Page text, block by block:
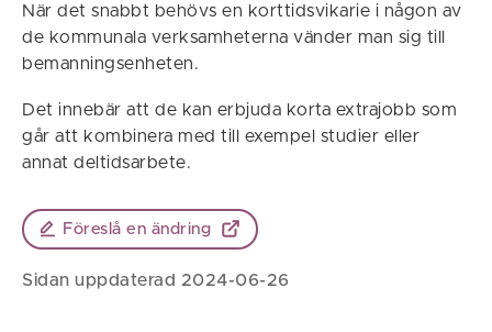
När det snabbt behövs en korttidsvikarie i någon av
de kommunala verksamheterna vänder man sig till
bemanningsenheten.
Det innebär att de kan erbjuda korta extrajobb som
går att kombinera med till exempel studier eller
annat deltidsarbete.
Föreslå en ändring
Sidan uppdaterad 2024-06-26